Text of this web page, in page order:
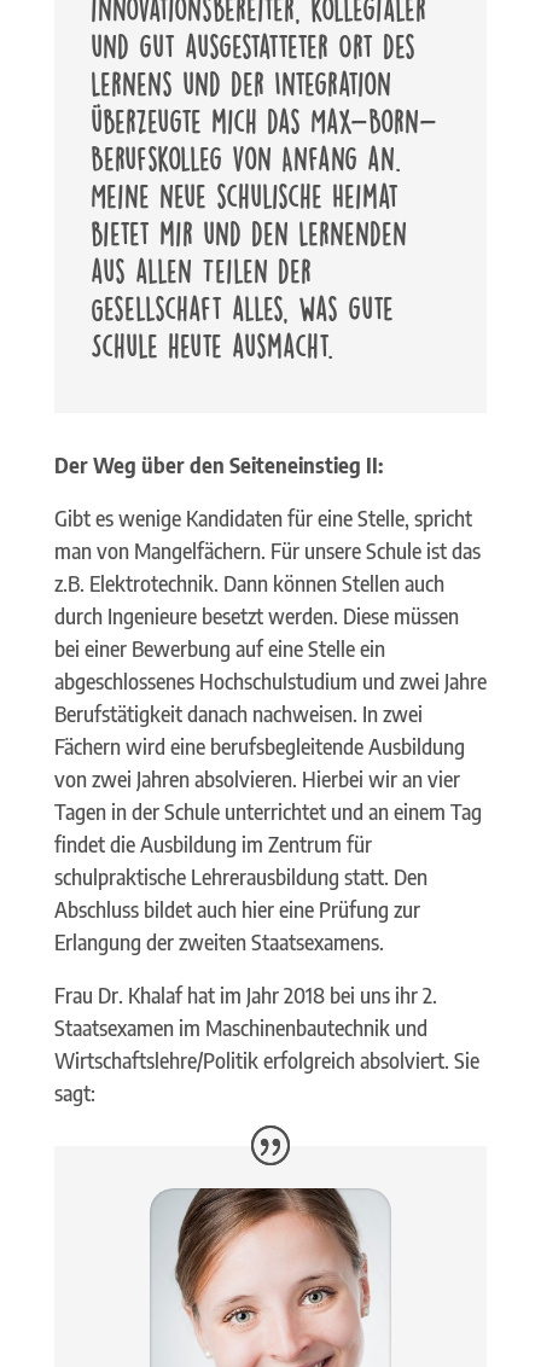
innovationsbereiter, kollegialer
und gut ausgestatteter Ort des
Lernens und der Integration
überzeugte mich das Max-Born-
Berufskolleg von Anfang an.
Meine neue schulische Heimat
bietet mir und den Lernenden
aus allen Teilen der
Gesellschaft alles, was gute
Schule heute ausmacht.
Der Weg über den Seiteneinstieg II:
Gibt es wenige Kandidaten für eine Stelle, spricht
man von Mangelfächern. Für unsere Schule ist das
z.B. Elektrotechnik. Dann können Stellen auch
durch Ingenieure besetzt werden. Diese müssen
bei einer Bewerbung auf eine Stelle ein
abgeschlossenes Hochschulstudium und zwei Jahre
Berufstätigkeit danach nachweisen. In zwei
Fächern wird eine berufsbegleitende Ausbildung
von zwei Jahren absolvieren. Hierbei wir an vier
Tagen in der Schule unterrichtet und an einem Tag
findet die Ausbildung im Zentrum für
schulpraktische Lehrerausbildung statt. Den
Abschluss bildet auch hier eine Prüfung zur
Erlangung der zweiten Staatsexamens.
Frau Dr. Khalaf hat im Jahr 2018 bei uns ihr 2.
Staatsexamen im Maschinenbautechnik und
Wirtschaftslehre/Politik erfolgreich absolviert. Sie
sagt: